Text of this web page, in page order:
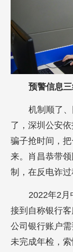
预警信息
机制顺了
了，深圳公安
骗子抢时间，
来。肖昌恭带
制，在反电诈过
2022年2月
接到自称银行
公司银行账户
未完成年检，索